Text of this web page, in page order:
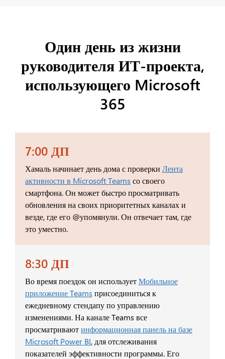
Один день из жизни
руководителя ИТ-проекта,
использующего Microsoft
365
7:00 ДП
Хамаль начинает день дома с проверки Лента
активности в Microsoft Teams со своего
смартфона. Он может быстро просматривать
обновления на своих приоритетных каналах и
везде, где его @упомянули. Он отвечает там, где
это уместно.
8:30 ДП
Во время поездок он используетМобильное
приложение Teams присоединиться к
ежедневному стендапу по управлению
изменениями. На канале Teams все
просматриваютинформационная панель на базе
Microsoft Power BI, для отслеживания
показателей эффективности программы. Его